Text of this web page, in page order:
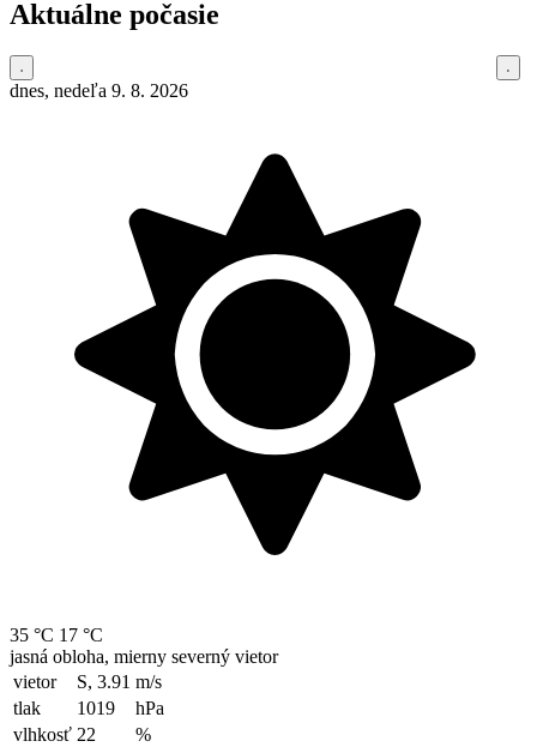
Aktuálne počasie
dnes, nedeľa 9. 8. 2026
35 °C 17 °C
jasná obloha, mierny severný vietor
vietor
S, 3.91 m/s
tlak
1019
hPa
vlhkosť 22 %